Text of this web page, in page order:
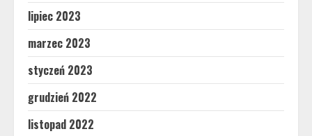
lipiec 2023
marzec 2023
styczeń 2023
grudzień 2022
listopad 2022